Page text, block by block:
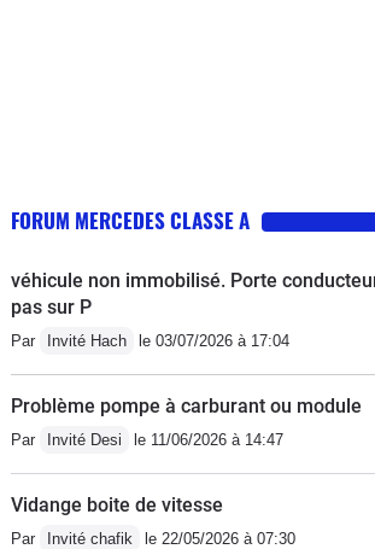
FORUM MERCEDES CLASSE A
véhicule non immobilisé. Porte
pas sur P
Par Invité Hach le 03/07/2026 à 17:04
Problème pompe à carburant ou module
Par Invité Desi le 11/06/2026 à 14:47
Vidange boite de vitesse
Par Invité chafik le 22/05/2026 à 07:30